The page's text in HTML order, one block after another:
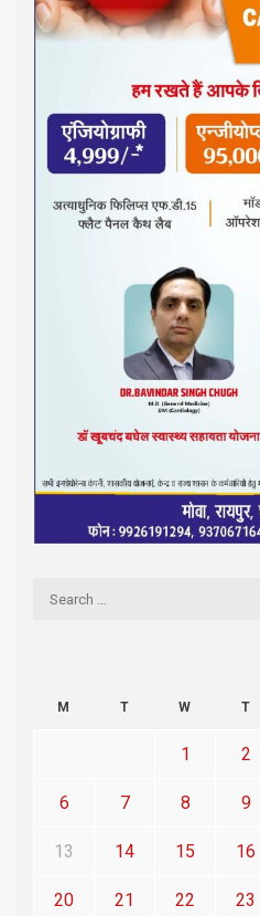
M T W T
1 2
6 7 8 9
13 14 15 16
20 21 22 23